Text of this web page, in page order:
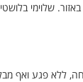
שלוימי
ללא פגע ואף